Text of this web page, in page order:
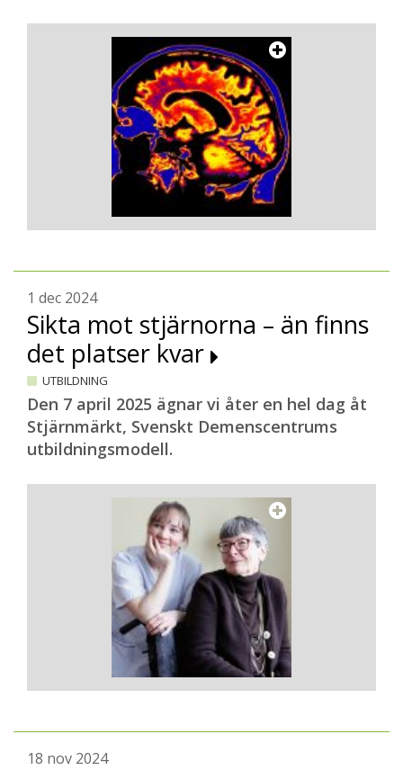
1 dec 2024
Sikta mot stjärnorna – än finns
det platser kvar
UTBILDNING
Den 7 april 2025 ägnar vi åter en hel dag åt
Stjärnmärkt, Svenskt Demenscentrums
utbildningsmodell.
18 nov 2024